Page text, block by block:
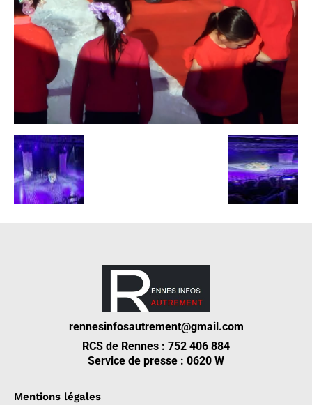
rennesinfosautrement@gmail.com
RCS de Rennes : 752 406 884
Service de presse : 0620 W
Mentions légales